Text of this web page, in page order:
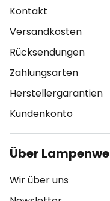
Kontakt
Versandkosten
Rücksendungen
Zahlungsarten
Herstellergarantien
Kundenkonto
Über
Wir über uns